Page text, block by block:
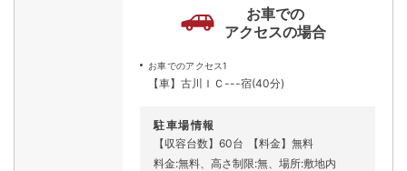
お車での
アクセスの場合
お車でのアクセス1
【車】古川ＩＣ---宿(40分)
駐車場情報
【収容台数】60台
【料金】無料
料金:無料、高さ制限:無、場所:敷地内